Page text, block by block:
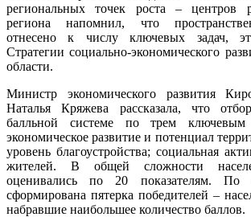
региональных точек роста – центров
региона напомнил, что
отнесено к числу ключевых задач,
Стратегии социально-экономического
области.
Министр экономического развития
Наталья Кряжева рассказала, что
балльной системе по трем ключевым
экономическое развитие и потенциал
уровень благоустройства; социальная
жителей. В общей сложности
оценивались по 20 показателям. По
сформирована пятерка победителей –
набравшие наибольшее количество баллов.